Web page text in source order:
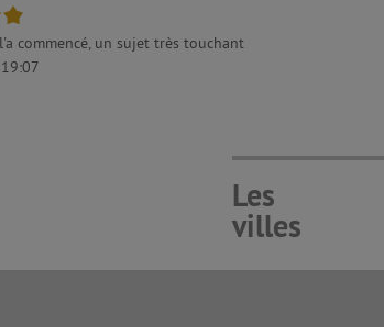
commencé, un sujet très touchant
Les
villes